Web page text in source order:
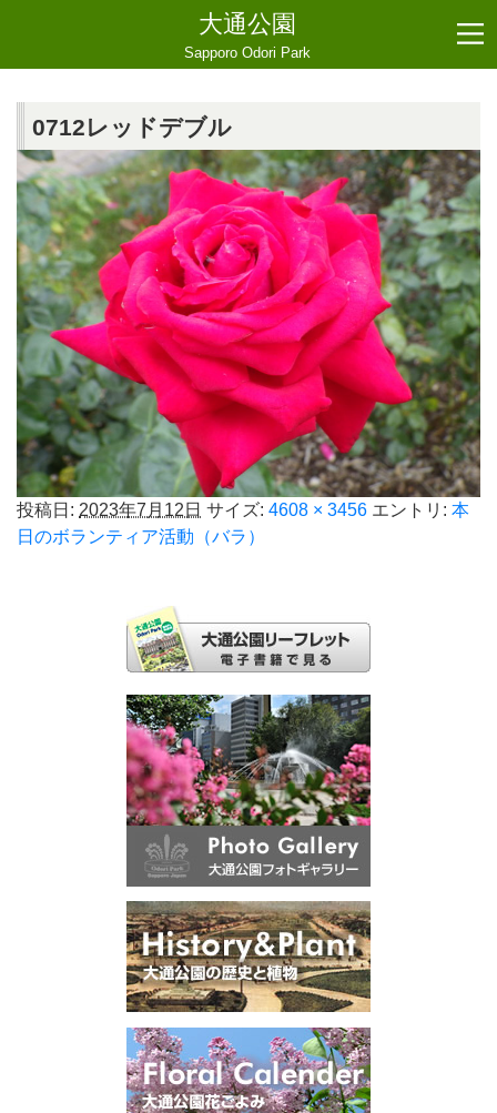
大通公園
Sapporo Odori Park
0712レッドデブル
投稿日: 2023年7月12日 サイズ: 4608 × 3456 エントリ: 本
日のボランティア活動（バラ）